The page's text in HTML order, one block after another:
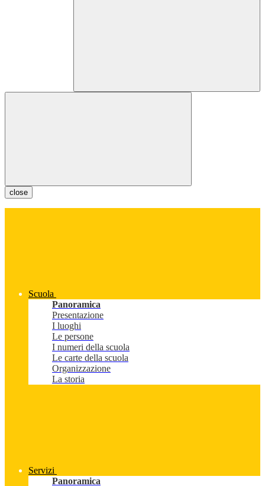
close
Scuola
Panoramica
Presentazione
I luoghi
Le persone
I numeri della scuola
Le carte della scuola
Organizzazione
La storia
Servizi
Panoramica